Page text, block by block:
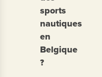
sports
nautiques
en
Belgique
?